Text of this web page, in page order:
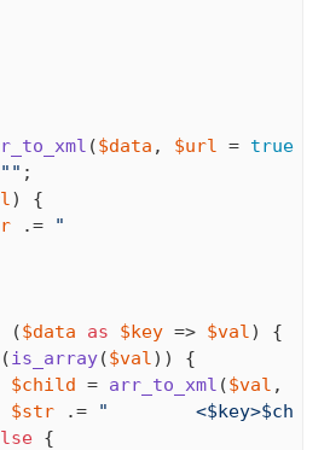
($data , $url = true)
"" ;
) {
.=
"
($data as $key => $val ) {
(is_array($val )) {
$child = arr_to_xml ($val ,
$str .= "        <$key>$child
{